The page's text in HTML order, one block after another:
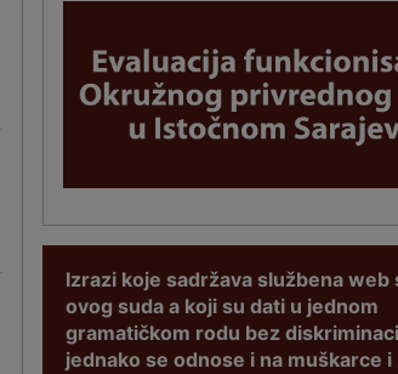
Izrazi koje sadržava službena web
ovog suda a koji su dati u jednom
gramatičkom rodu bez
jednako se odnose i na muškarce i